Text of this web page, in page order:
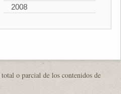
2008
o parcial de los contenidos de